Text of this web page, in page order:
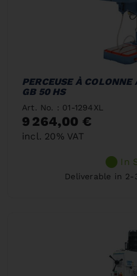
PERCEUSE À
GB 50 HS
Art. No. : 01-1294XL
9 264,00 €
incl. 20% VAT
In
Deliverable in 2-